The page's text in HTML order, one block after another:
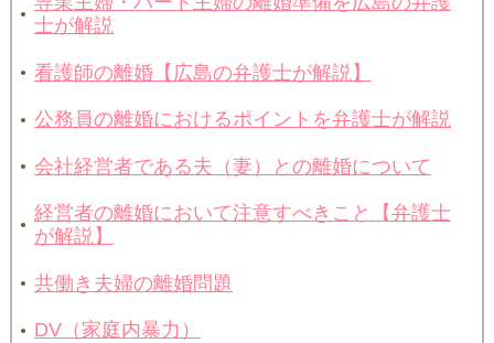
士が解説
看護師の離婚【広島の弁護士が解説】
公務員の離婚におけるポイントを弁護士が解説
会社経営者である夫（妻）との離婚について
経営者の離婚において注意すべきこと【弁護士
が解説】
共働き夫婦の離婚問題
DV（家庭内暴力）